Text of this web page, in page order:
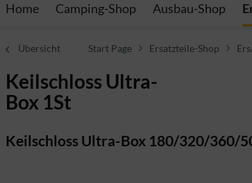
Home Camping-Shop Ausbau-Shop
Übersicht Start Page Ersatzteile-Shop
Keilschloss Ultra-
Box 1St
Keilschloss Ultra-Box 180/320/360/